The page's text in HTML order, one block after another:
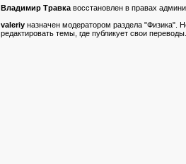
Владимир Травка восстановлен в правах
valeriyназначен модератором раздела "Физика".
редактировать темы, где публикует свои переводы.